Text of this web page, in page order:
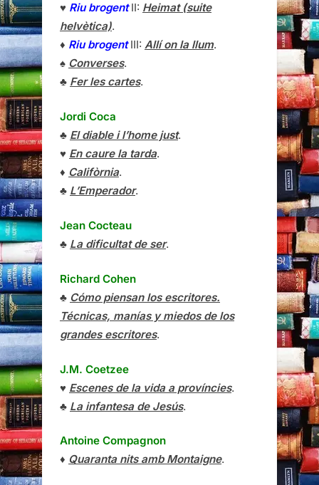
♥ Riu brogentII: Heimat (suite
helvètica).
♦ Riu brogentIII: Allí on la llum.
♠ Converses.
♣ Fer les cartes.
Jordi Coca
♣ El diable i l’home just.
♥ En caure la tarda.
♦ Califòrnia.
♣ L’Emperador.
Jean Cocteau
♣ La dificultat de ser.
Richard Cohen
♣ Cómo piensan los escritores.
Técnicas, manías y miedos de los
grandes escritores.
J.M. Coetzee
♥ Escenes de la vida a províncies.
♣ La infantesa de Jesús.
Antoine Compagnon
♦ Quaranta nits amb Montaigne.